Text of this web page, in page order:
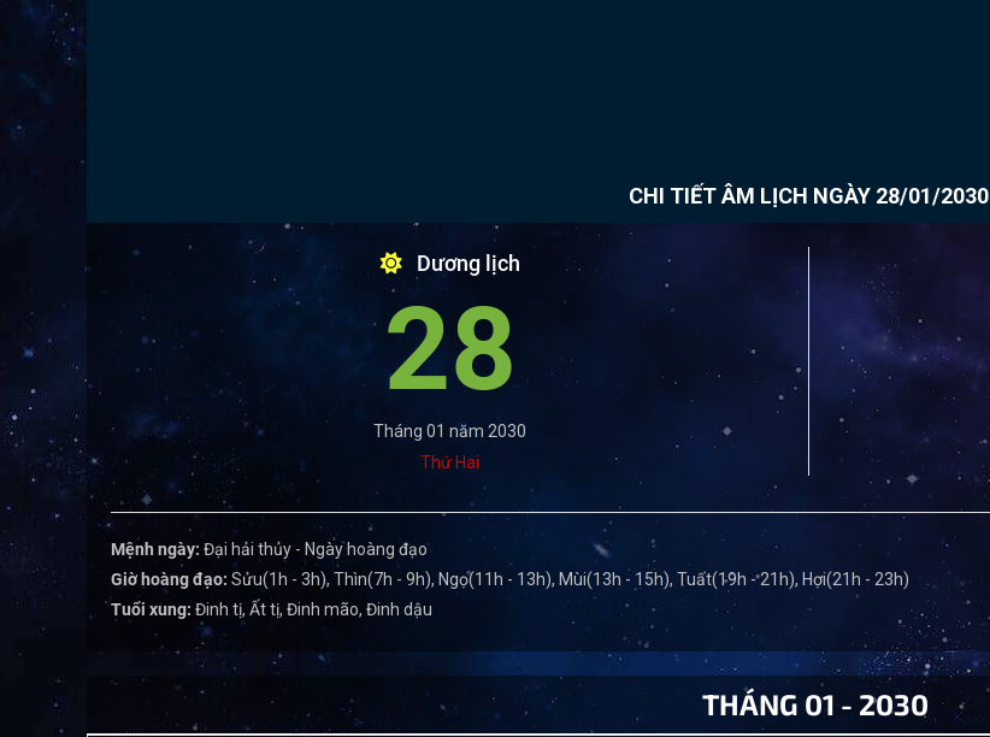
CHI TIẾT ÂM LỊCH NGÀY 28/01/2030
Dương lịch
28
Tháng 01 năm 2030
Thứ Hai
Mệnh ngày: Đại hải thủy - Ngày hoàng đạo
Giờ hoàng đạo: Sửu(1h - 3h), Thìn(7h - 9h), Ngọ(11h - 13h), Mùi(13h - 15h), Tuất(19h - 21h), Hợi(21h - 23h)
Tuổi xung: Đinh tị, Ất tị, Đinh mão, Đinh dậu
THÁNG 01 - 2030